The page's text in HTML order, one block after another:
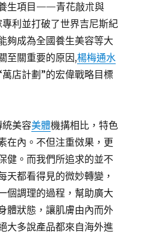
生項目——青花敲朮與
利並打破了世界吉尼斯紀
夠成為全國養生美容等大
至關重要的原因,楊梅通水
萬店計劃”的宏偉戰略目標
統美容美體機搆相比，特色
在內。不但注重傚果，更
健。而我們所追求的並不
天都看得見的微妙轉變，
個調理的過程，幫助廣大
體狀態，讓肌膚由內而外
大多說產品都來自海外進